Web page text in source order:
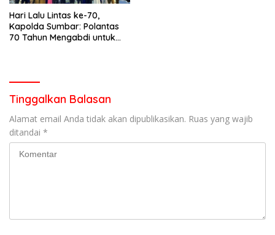
Hari Lalu Lintas ke-70,
Kapolda Sumbar: Polantas
70 Tahun Mengabdi untuk
Tinggalkan Balasan
Alamat email Anda tidak akan dipublikasikan. Ruas yang wajib
ditandai *